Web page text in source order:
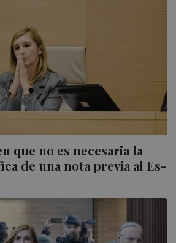
que no es necesaria la
de una nota previa al Es-